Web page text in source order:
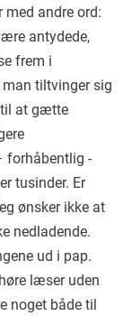
andre ord:
antydede,
frem i
tiltvinger sig
til at gætte
forhåbentlig -
tusinder. Er
ønsker ikke at
nedladende.
ud i pap.
læser uden
noget både til